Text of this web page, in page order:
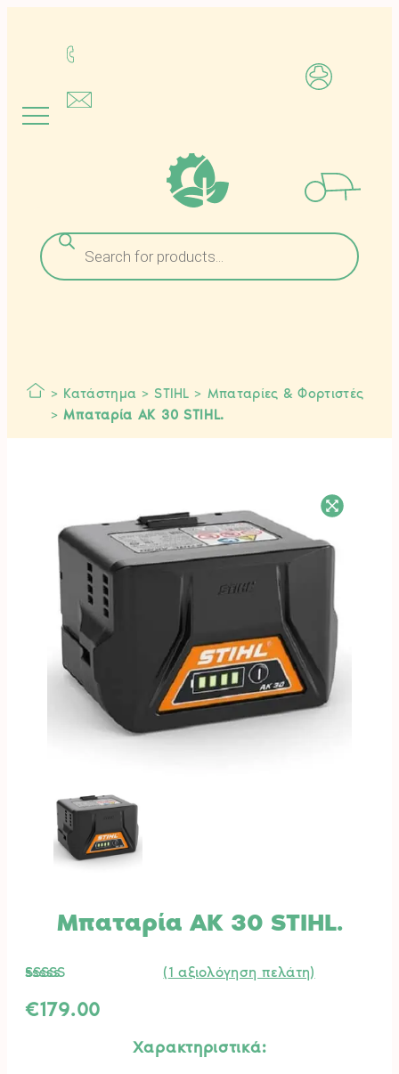
περιεχόμενο
Αναζήτηση
προϊόντων
> Κατάστημα >STIHL > Μπαταρίες & Φορτιστές
>Μπαταρία AK 30 STIHL.
Μπαταρία AK 30 STIHL.
με5.00
από 5 με
(1 αξιολόγηση πελάτη)
€179.00
Χαρακτηριστικά: